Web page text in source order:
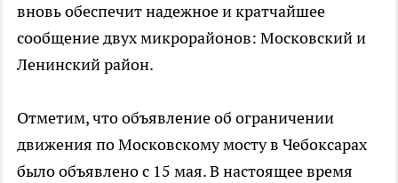
вновь обеспечит надежное и кратчайшее
сообщение двух микрорайонов: Московский и
Ленинский район.
Отметим, что объявление об ограничении
движения по Московскому мосту в Чебоксарах
было объявлено с 15 мая. В настоящее время